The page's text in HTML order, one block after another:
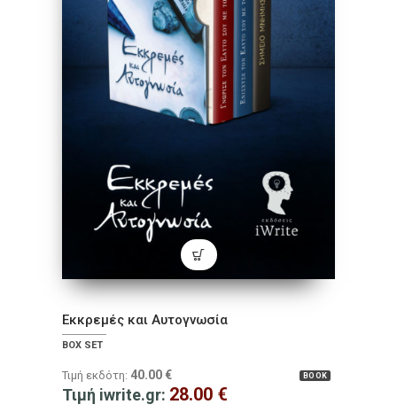
Εκκρεμές και Αυτογνωσία
BOX SET
BOOK
Τιμή εκδότη: 40.00 €
Τιμή iwrite.gr: 28.00 €